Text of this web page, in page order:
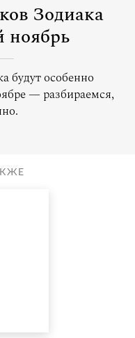
Зодиака
ноябрь
будут особенно
— разбираемся,